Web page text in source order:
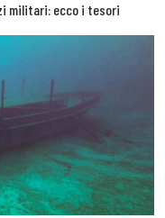
militari: ecco i tesori